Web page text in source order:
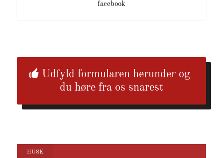
facebook
Udfyld formularen herunder og
du høre fra os snarest
HUSK